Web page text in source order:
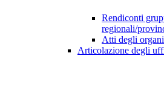
Rendiconti
regionali/
Atti degli
Articolazione degli